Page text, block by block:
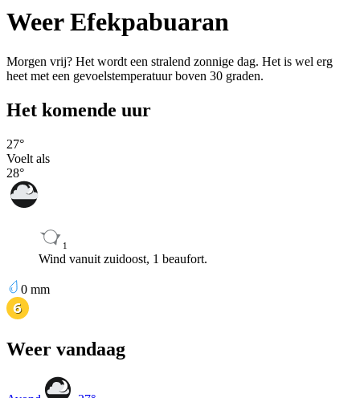
Weer Efekpabuaran
Morgen vrij? Het wordt een stralend zonnige dag. Het is wel erg
heet met een gevoelstemperatuur boven 30 graden.
Het komende uur
27°
Voelt als
28°
1
Wind vanuit zuidoost, 1 beaufort.
0 mm
Weer vandaag